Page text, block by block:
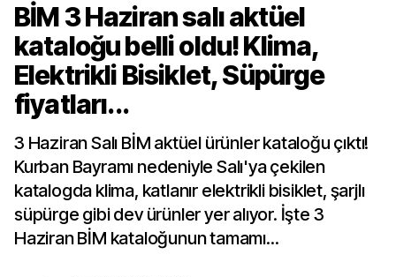
BİM 3 Haziran salı aktüel
kataloğu belli oldu! Klima,
Elektrikli Bisiklet, Süpürge
fiyatları...
3 Haziran Salı BİM aktüel ürünler kataloğu çıktı!
Kurban Bayramı nedeniyle Salı'ya çekilen
katalogda klima, katlanır elektrikli bisiklet, şarjlı
süpürge gibi dev ürünler yer alıyor. İşte 3
Haziran BİM kataloğunun tamamı...